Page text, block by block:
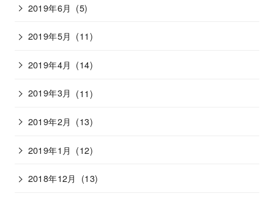
2019年6月 (5)
2019年5月 (11)
2019年4月 (14)
2019年3月 (11)
2019年2月 (13)
2019年1月 (12)
2018年12月 (13)